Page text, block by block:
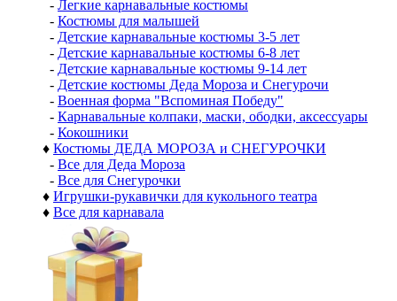
- Легкие карнавальные костюмы
- Костюмы для малышей
- Детские карнавальные костюмы 3-5 лет
- Детские карнавальные костюмы 6-8 лет
- Детские карнавальные костюмы 9-14 лет
- Детские костюмы Деда Мороза и Снегурочи
- Военная форма "Вспоминая Победу"
- Карнавальные колпаки, маски, ободки, аксессуары
- Кокошники
♦ Костюмы ДЕДА МОРОЗА и СНЕГУРОЧКИ
- Все для Деда Мороза
- Все для Снегурочки
♦ Игрушки-рукавички для кукольного театра
♦ Все для карнавала